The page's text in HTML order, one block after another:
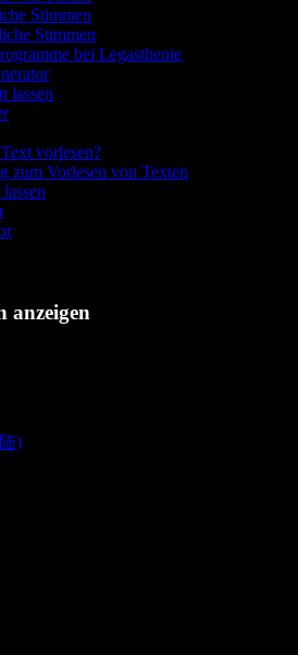
Stimmen
Stimmen
bei Legasthenie
lassen
vorlesen?
zum Vorlesen von Texten
anzeigen
)